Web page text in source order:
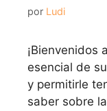
por Ludi
¡Bienvenidos
esencial de
y permitirle
saber sobre